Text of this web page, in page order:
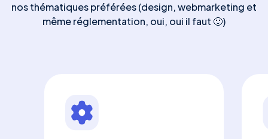
nos thématiques préférées (design, webmarketing et
même réglementation, oui, oui il faut 🙂)